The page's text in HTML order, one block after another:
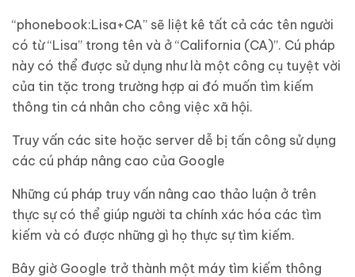
“phonebook:Lisa+CA” sẽ liệt kê tất cả các tên người
có từ “Lisa” trong tên và ở “California (CA)”. Cú pháp
này có thể được sử dụng như là một công cụ tuyệt vời
của tin tặc trong trường hợp ai đó muốn tìm kiếm
thông tin cá nhân cho công việc xã hội.
Truy vấn các site hoặc server dễ bị tấn công sử dụng
các cú pháp nâng cao của Google
Những cú pháp truy vấn nâng cao thảo luận ở trên
thực sự có thể giúp người ta chính xác hóa các tìm
kiếm và có được những gì họ thực sự tìm kiếm.
Bây giờ Google trở thành một máy tìm kiếm thông